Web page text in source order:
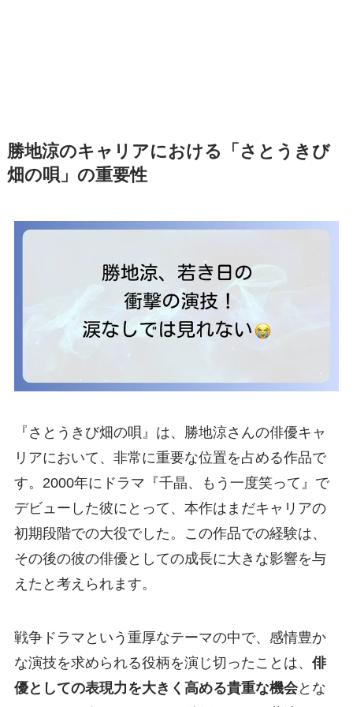
勝地涼のキャリアにおける「さとうきび
畑の唄」の重要性
『さとうきび畑の唄』は、勝地涼さんの俳優キャ
リアにおいて、非常に重要な位置を占める作品で
す。2000年にドラマ『千晶、もう一度笑って』で
デビューした彼にとって、本作はまだキャリアの
初期段階での大役でした。この作品での経験は、
その後の彼の俳優としての成長に大きな影響を与
えたと考えられます。
戦争ドラマという重厚なテーマの中で、感情豊か
な演技を求められる役柄を演じ切ったことは、 俳
優としての表現力を大きく高める貴重な機会とな